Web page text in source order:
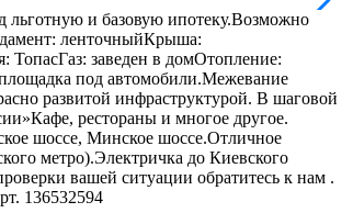
и базовую ипотеку.Возможно
ленточныйКрыша:
заведен в домОтопление:
под автомобили.Межевание
развитой инфраструктурой. В шаговой
рестораны и многое другое.
шоссе, Минское шоссе.Отличное
метро).Электричка до Киевского
вашей ситуации обратитесь к нам .
136532594